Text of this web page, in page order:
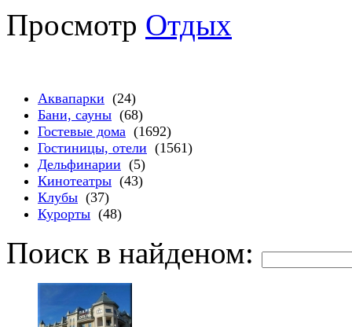
Просмотр Отдых
Аквапарки (24)
Бани, сауны (68)
Гостевые дома (1692)
Гостиницы, отели (1561)
Дельфинарии (5)
Кинотеатры (43)
Клубы (37)
Курорты (48)
Поиск в найденом: